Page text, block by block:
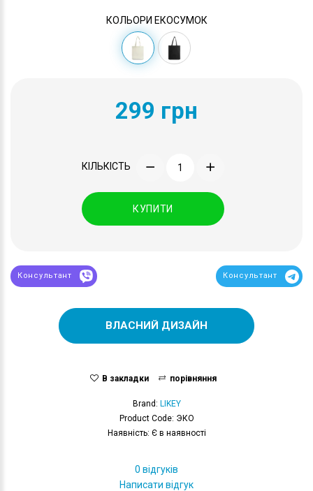
КОЛЬОРИ ЕКОСУМОК
299 грн
КІЛЬКІСТЬ
КУПИТИ
Консультант Консультант
ВЛАСНИЙ ДИЗАЙН
В закладки порівняння
Brand: LIKEY
Product Code: ЭКО
Наявність: Є в наявності
0 відгуків
Написати відгук